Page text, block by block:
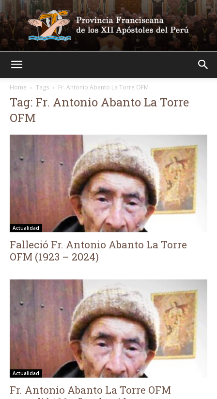
Home
Tags Fr. Antonio Abanto La Torre OFM
Tag: Fr. Antonio Abanto La Torre
OFM
Actualidad
Falleció Fr. Antonio Abanto La Torre
OFM (1923 – 2024)
Actualidad
Fr. Antonio Abanto La Torre OFM